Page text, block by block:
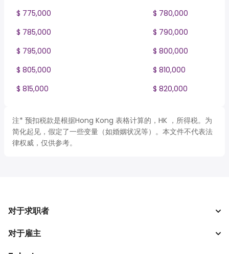
$ 775,000
$ 780,000
$ 785,000
$ 790,000
$ 795,000
$ 800,000
$ 805,000
$ 810,000
$ 815,000
$ 820,000
注* 预扣税款是根据Hong Kong 表格计算的，HK ，所得税。为
简化起见，假定了一些变量（如婚姻状况等）。本文件不代表法
律权威，仅供参考。
对于求职者
搜索工作
对于雇主